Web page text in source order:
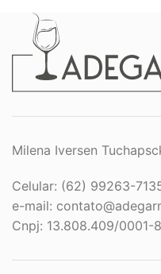
Milena Iversen
Celular: (62) 99263-
e-mail:
Cnpj: 13.808.409/0001-